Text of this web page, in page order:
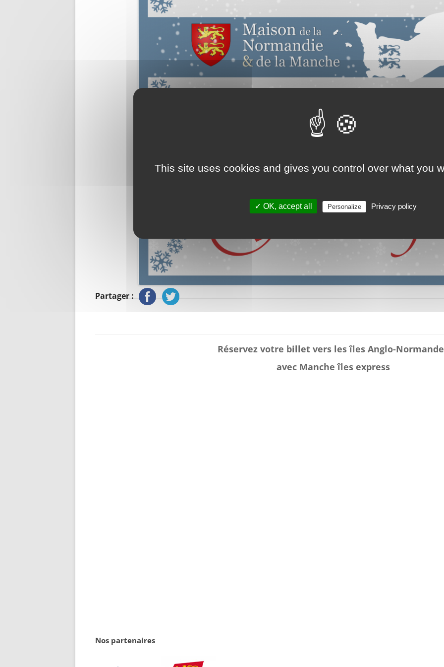
Partager :
Réservez votre billet vers les îles Anglo-
avec Manche îles express
Nos partenaires
This site uses cookies and gives you control over what you
✓ OK, accept all Personalize Privacy policy